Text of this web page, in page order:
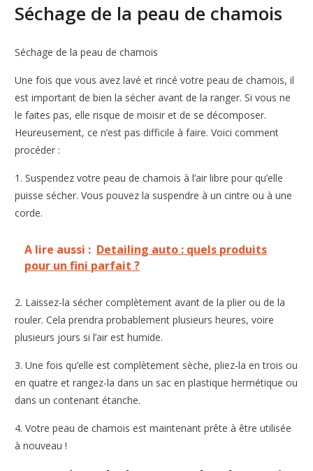
Séchage de la peau de chamois
Séchage de la peau de chamois
Une fois que vous avez lavé et rincé votre peau de chamois, il
est important de bien la sécher avant de la ranger. Si vous ne
le faites pas, elle risque de moisir et de se décomposer.
Heureusement, ce n’est pas difficile à faire. Voici comment
procéder :
1. Suspendez votre peau de chamois à l’air libre pour qu’elle
puisse sécher. Vous pouvez la suspendre à un cintre ou à une
corde.
A lire aussi : Detailing auto : quels produits
pour un fini parfait ?
2. Laissez-la sécher complètement avant de la plier ou de la
rouler. Cela prendra probablement plusieurs heures, voire
plusieurs jours si l’air est humide.
3. Une fois qu’elle est complètement sèche, pliez-la en trois ou
en quatre et rangez-la dans un sac en plastique hermétique ou
dans un contenant étanche.
4. Votre peau de chamois est maintenant prête à être utilisée
à nouveau !